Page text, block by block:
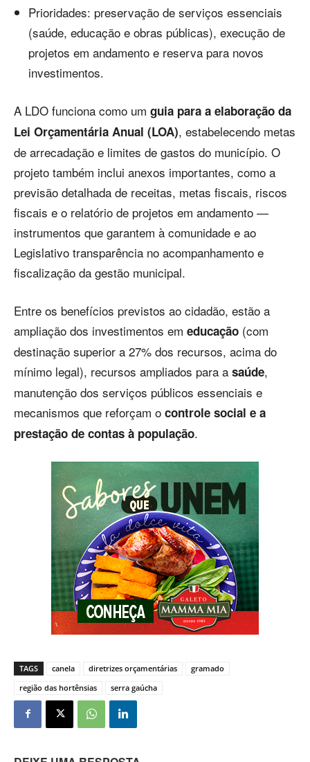
Prioridades: preservação de serviços essenciais
(saúde, educação e obras públicas), execução de
projetos em andamento e reserva para novos
investimentos.
A LDO funciona como um guia para a elaboração da
Lei Orçamentária Anual (LOA), estabelecendo metas
de arrecadação e limites de gastos do município. O
projeto também inclui anexos importantes, como a
previsão detalhada de receitas, metas fiscais, riscos
fiscais e o relatório de projetos em andamento —
instrumentos que garantem à comunidade e ao
Legislativo transparência no acompanhamento e
fiscalização da gestão municipal.
Entre os benefícios previstos ao cidadão, estão a
ampliação dos investimentos em educação (com
destinação superior a 27% dos recursos, acima do
mínimo legal), recursos ampliados para a saúde,
manutenção dos serviços públicos essenciais e
mecanismos que reforçam o controle social e a
prestação de contas à população.
TAGS canela diretrizes orçamentárias
gramado
região das hortênsias
serra gaúcha